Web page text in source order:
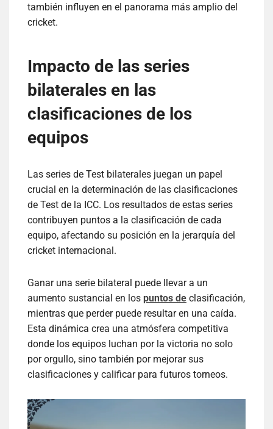
también influyen en el panorama más amplio del
cricket.
Impacto de las series
bilaterales en las
clasificaciones de los
equipos
Las series de Test bilaterales juegan un papel
crucial en la determinación de las clasificaciones
de Test de la ICC. Los resultados de estas series
contribuyen puntos a la clasificación de cada
equipo, afectando su posición en la jerarquía del
cricket internacional.
Ganar una serie bilateral puede llevar a un
aumento sustancial en los puntos de clasificación,
mientras que perder puede resultar en una caída.
Esta dinámica crea una atmósfera competitiva
donde los equipos luchan por la victoria no solo
por orgullo, sino también por mejorar sus
clasificaciones y calificar para futuros torneos.